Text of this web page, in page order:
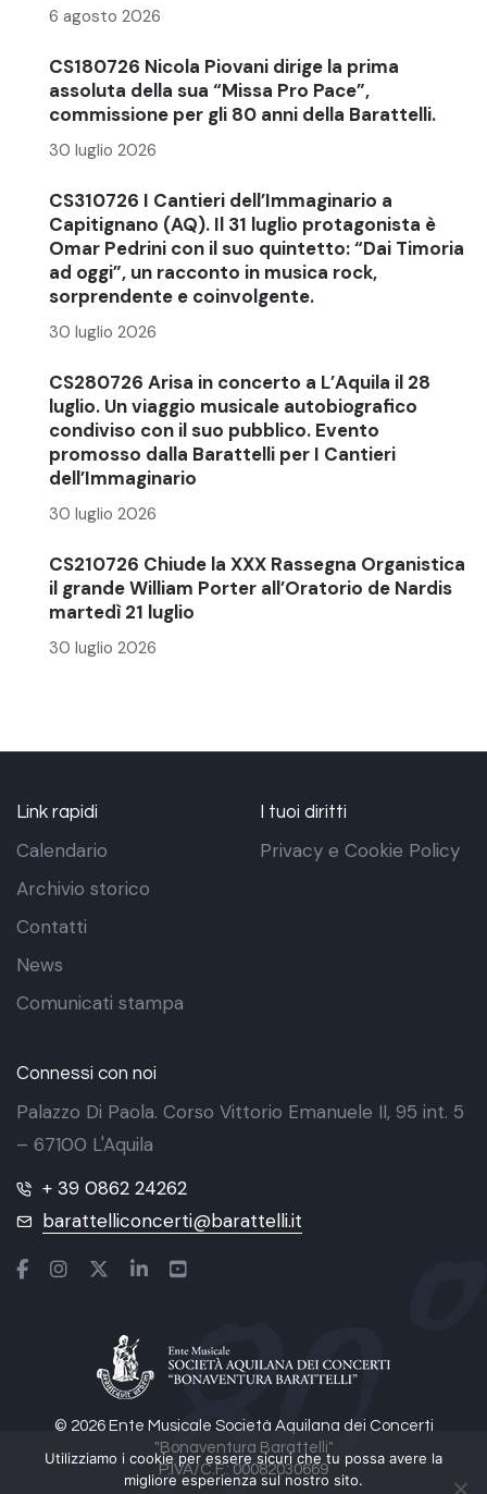
6 agosto 2026
CS180726 Nicola Piovani dirige la prima
assoluta della sua “Missa Pro Pace”,
commissione per gli 80 anni della Barattelli.
30 luglio 2026
CS310726 I Cantieri dell’Immaginario a
Capitignano (AQ). Il 31 luglio protagonista è
Omar Pedrini con il suo quintetto: “Dai Timoria
ad oggi”, un racconto in musica rock,
sorprendente e coinvolgente.
30 luglio 2026
CS280726 Arisa in concerto a L’Aquila il 28
luglio. Un viaggio musicale autobiografico
condiviso con il suo pubblico. Evento
promosso dalla Barattelli per I Cantieri
dell’Immaginario
30 luglio 2026
CS210726 Chiude la XXX Rassegna Organistica
il grande William Porter all’Oratorio de Nardis
martedì 21 luglio
30 luglio 2026
© 2026 Ente Musicale Società Aquilana dei Concerti
"Bonaventura Barattelli"
P.IVA/C.F.: 00082030669
Link rapidi
Calendario
Archivio storico
Contatti
News
Comunicati stampa
I tuoi diritti
Privacy e Cookie Policy
Connessi con noi
Palazzo Di Paola. Corso Vittorio Emanuele II, 95 int. 5
– 67100 L'Aquila
+ 39 0862 24262
barattelliconcerti@barattelli.it
Utilizziamo i cookie per essere sicuri che tu possa avere la
migliore esperienza sul nostro sito.